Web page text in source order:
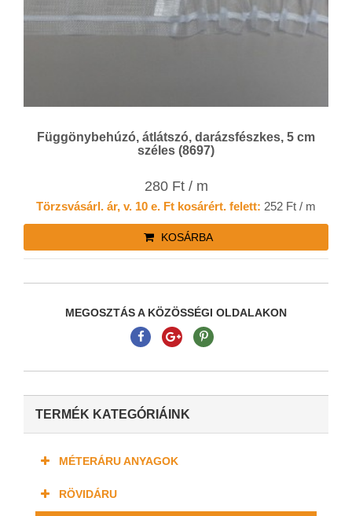
Függönybehúzó, átlátszó, darázsfészkes, 5 cm
széles (8697)
280 Ft / m
Törzsvásárl. ár, v. 10 e. Ft kosárért. felett: 252 Ft / m
KOSÁRBA
MEGOSZTÁS A KÖZÖSSÉGI OLDALAKON
TERMÉK KATEGÓRIÁINK
MÉTERÁRU ANYAGOK
RÖVIDÁRU